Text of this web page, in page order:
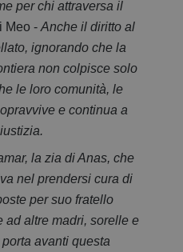
per chi attraversa il
Meo - Anche il diritto al
ignorando che la
non colpisce solo
le loro comunità, le
e continua a
la zia di Anas, che
nel prendersi cura di
per suo fratello
ad altre madri, sorelle e
avanti questa